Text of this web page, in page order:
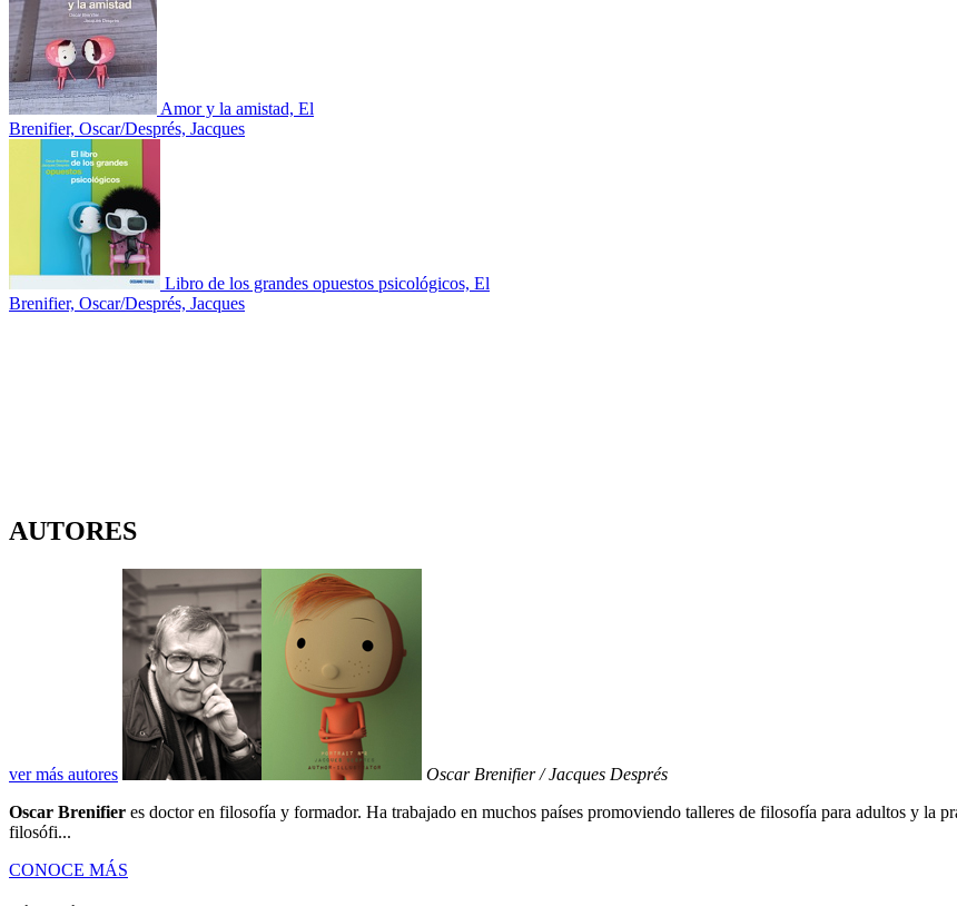
Amor y la amistad, El
Brenifier, Oscar/Després, Jacques
Libro de los grandes opuestos psicológicos, El
Brenifier, Oscar/Després, Jacques
AUTORES
ver más autores
Oscar Brenifier / Jacques Després
Oscar Brenifier es doctor en filosofía y formador. Ha trabajado en muchos países promoviendo talleres de filosofía para adultos y la
filosófi...
CONOCE MÁS